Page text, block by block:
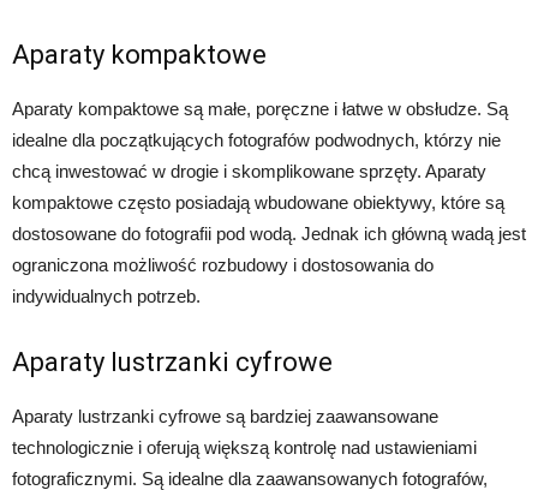
Aparaty kompaktowe
Aparaty kompaktowe są małe, poręczne i łatwe w obsłudze. Są
idealne dla początkujących fotografów podwodnych, którzy nie
chcą inwestować w drogie i skomplikowane sprzęty. Aparaty
kompaktowe często posiadają wbudowane obiektywy, które są
dostosowane do fotografii pod wodą. Jednak ich główną wadą jest
ograniczona możliwość rozbudowy i dostosowania do
indywidualnych potrzeb.
Aparaty lustrzanki cyfrowe
Aparaty lustrzanki cyfrowe są bardziej zaawansowane
technologicznie i oferują większą kontrolę nad ustawieniami
fotograficznymi. Są idealne dla zaawansowanych fotografów,